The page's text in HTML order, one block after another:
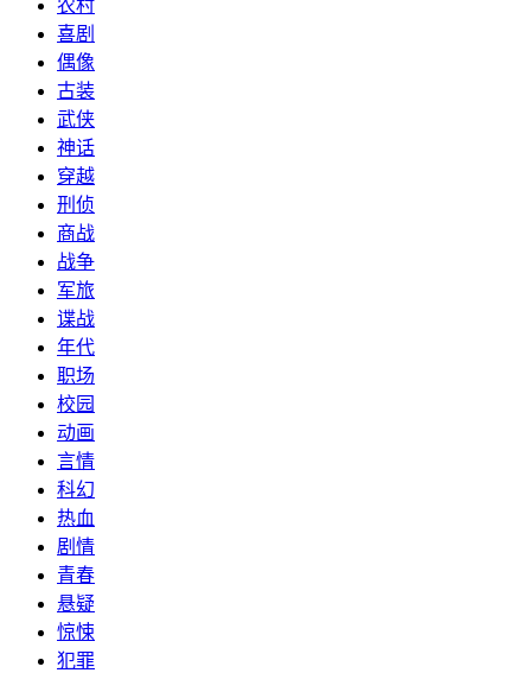
农村
喜剧
偶像
古装
武侠
神话
穿越
刑侦
商战
战争
军旅
谍战
年代
职场
校园
动画
言情
科幻
热血
剧情
青春
悬疑
惊悚
犯罪